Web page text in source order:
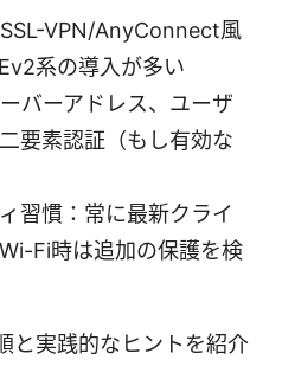
VPN/AnyConnect風
系の導入が多い
バーアドレス、ユーザ
要素認証（もし有効な
習慣：常に最新クライ
Fi時は追加の保護を検
と実践的なヒントを紹介